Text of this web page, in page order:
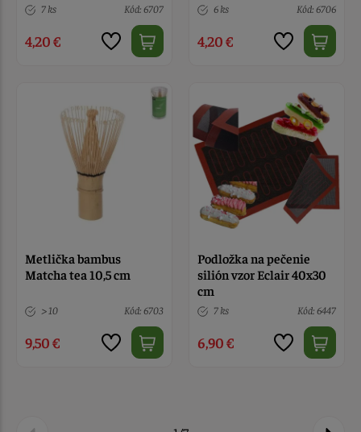
7 ks Kód: 6707
4,20 €
6 ks Kód: 6706
4,20 €
Metlička bambus
Matcha tea 10,5 cm
> 10 Kód: 6703
9,50 €
Podložka na pečenie
silión vzor Eclair 40x30
cm
7 ks Kód: 6447
6,90 €